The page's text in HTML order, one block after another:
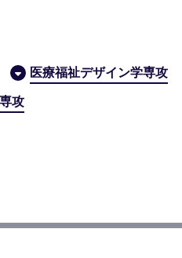
医療福祉デザイン学専攻
攻